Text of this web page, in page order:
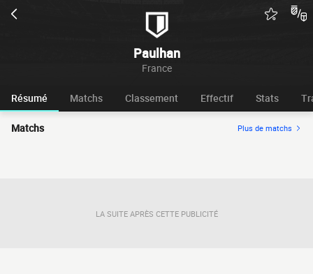
Paulhan
France
Résumé Matchs Classement Effectif Stats
Matchs Plus de matchs
LA SUITE APRÈS CETTE PUBLICITÉ